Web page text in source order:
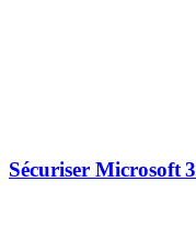
Sécuriser Microsoft